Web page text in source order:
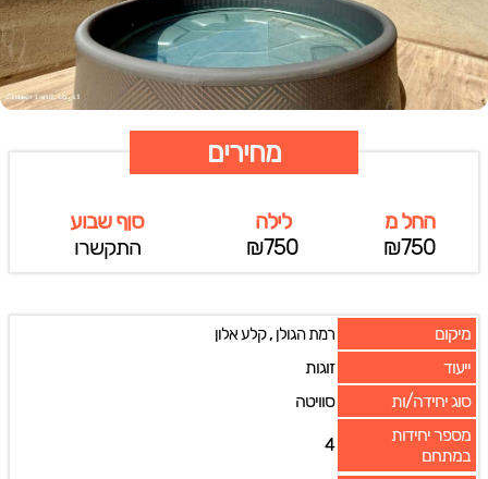
מחירים
החל מ
₪750
לילה
₪750
סןף שבוע
התקשרו
מיקום רמת הגולן,קלע אלון
ייעוד
זוגות
סוג יחידה/ות
סוויטה
מספר יחידות
במתחם
4